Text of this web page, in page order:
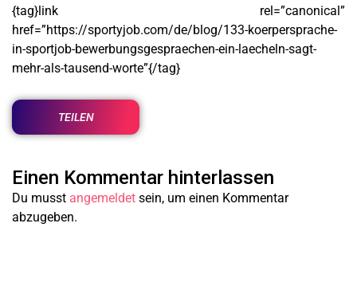
{tag}link rel=”canonical”
href=”https://sportyjob.com/de/blog/133-koerpersprache-
in-sportjob-bewerbungsgespraechen-ein-laecheln-sagt-
mehr-als-tausend-worte”{/tag}
TEILEN
Einen Kommentar hinterlassen
Du musst angemeldet sein, um einen Kommentar
abzugeben.